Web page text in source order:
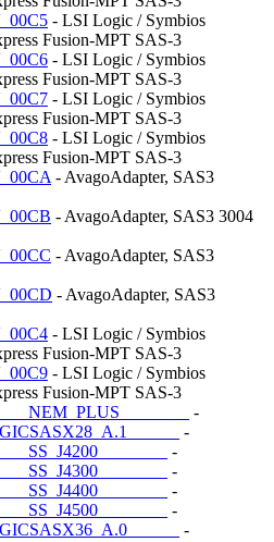
- LSI Logic / Symbios
Fusion-MPT SAS-3
- LSI Logic / Symbios
Fusion-MPT SAS-3
- LSI Logic / Symbios
Fusion-MPT SAS-3
- LSI Logic / Symbios
Fusion-MPT SAS-3
- AvagoAdapter, SAS3
- AvagoAdapter, SAS3 3004
- AvagoAdapter, SAS3
- AvagoAdapter, SAS3
- LSI Logic / Symbios
Fusion-MPT SAS-3
- LSI Logic / Symbios
Fusion-MPT SAS-3
-
-
-
-
-
-
-